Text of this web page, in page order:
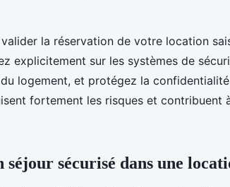
la réservation de votre location
explicitement sur les systèmes de
logement, et protégez la
fortement les risques et contribuent
sécurisé dans une